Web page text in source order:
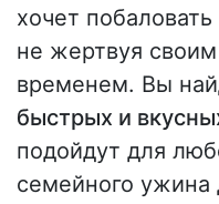
хочет
не жертвуя
временем. Вы
быстрых и
подойдут для
семейного ужина